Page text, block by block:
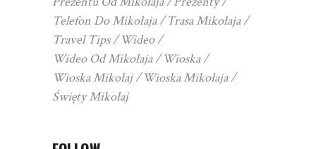
Telefon Do Mikołaja
Trasa Mikołaja
Travel Tips
Wideo
Wideo Od Mikołaja
Wioska
Wioska Mikołaj
Wioska Mikołaja
Święty Mikołaj